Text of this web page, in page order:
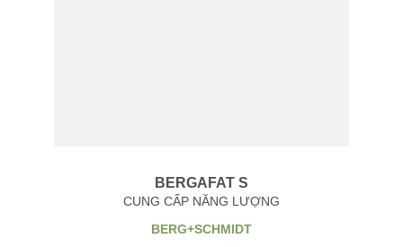
BERGAFAT S
CUNG CẤP NĂNG LƯỢNG
BERG+SCHMIDT